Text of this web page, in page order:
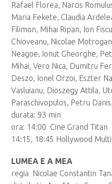
Rafael Florea, Narcis
Maria Fekete, Claudia
Filimon, Mihai Ripan, Ion
Chioveanu, Nicolae
Neagoe, Ionut Gheorghe,
Mihai, Vero Nica, Dumitru
Deszo, Ionel Orzoi, Eszter
Vasluianu, Dioszegy Attila,
Paraschivopulos, Petru Danis.
durata: 93 min
ora: 14:00 Cine Grand Titan
14:15, 18:45 Hollywood
LUMEA E A MEA
regia Nicolae Constantin